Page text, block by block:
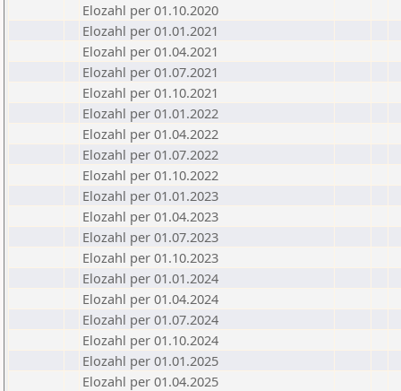
Elozahl per 01.10.2020
Elozahl per 01.01.2021
Elozahl per 01.04.2021
Elozahl per 01.07.2021
Elozahl per 01.10.2021
Elozahl per 01.01.2022
Elozahl per 01.04.2022
Elozahl per 01.07.2022
Elozahl per 01.10.2022
Elozahl per 01.01.2023
Elozahl per 01.04.2023
Elozahl per 01.07.2023
Elozahl per 01.10.2023
Elozahl per 01.01.2024
Elozahl per 01.04.2024
Elozahl per 01.07.2024
Elozahl per 01.10.2024
Elozahl per 01.01.2025
Elozahl per 01.04.2025